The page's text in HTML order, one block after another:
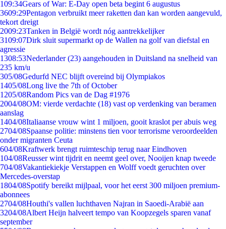
109:34Gears of War: E-Day open beta begint 6 augustus
3609:29Pentagon verbruikt meer raketten dan kan worden aangevuld,
tekort dreigt
2009:23Tanken in België wordt nóg aantrekkelijker
3109:07Dirk sluit supermarkt op de Wallen na golf van diefstal en
agressie
1308:53Nederlander (23) aangehouden in Duitsland na snelheid van
235 km/u
305/08Gedurfd NEC blijft overeind bij Olympiakos
1405/08Long live the 7th of October
1205/08Random Pics van de Dag #1976
2004/08OM: vierde verdachte (18) vast op verdenking van beramen
aanslag
1404/08Italiaanse vrouw wint 1 miljoen, gooit kraslot per abuis weg
2704/08Spaanse politie: minstens tien voor terrorisme veroordeelden
onder migranten Ceuta
604/08Kraftwerk brengt ruimteschip terug naar Eindhoven
104/08Reusser wint tijdrit en neemt geel over, Nooijen knap tweede
704/08Vakantiekiekje Verstappen en Wolff voedt geruchten over
Mercedes-overstap
1804/08Spotify bereikt mijlpaal, voor het eerst 300 miljoen premium-
abonnees
2704/08Houthi's vallen luchthaven Najran in Saoedi-Arabië aan
3204/08Albert Heijn halveert tempo van Koopzegels sparen vanaf
september